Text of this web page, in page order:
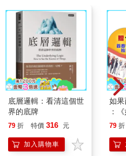
底層邏輯：看清這個世
界的底牌
79 折 特價 316 元
加入購物車
如
：
喵
79 折